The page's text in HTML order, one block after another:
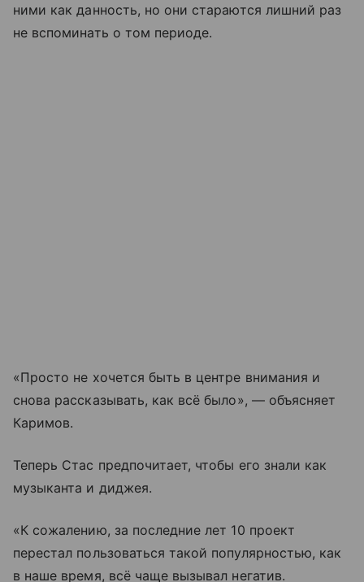
ними как данность, но они стараются лишний раз
не вспоминать о том периоде.
«Просто не хочется быть в центре внимания и
снова рассказывать, как всё было», — объясняет
Каримов.
Теперь Стас предпочитает, чтобы его знали как
музыканта и диджея.
«К сожалению, за последние лет 10 проект
перестал пользоваться такой популярностью, как
в наше время, всё чаще вызывал негатив.